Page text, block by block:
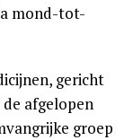
mond-tot-
gericht
afgelopen
groep